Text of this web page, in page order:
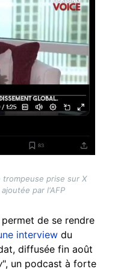
prise sur X
par l'AFP
de se rendre
interview du
diffusée fin août
", un podcast à forte